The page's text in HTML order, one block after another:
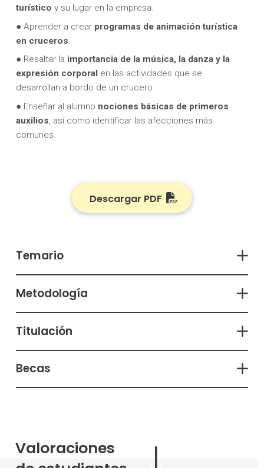
turístico y su lugar en la empresa.
● Aprender a crear programas de animación turística
en cruceros.
● Resaltar la importancia de la música, la danza y la
expresión corporal en las actividades que se
desarrollan a bordo de un crucero.
● Enseñar al alumno nociones básicas de primeros
auxilios, así como identificar las afecciones más
comunes.
Descargar PDF
Temario
Metodología
Titulación
Becas
Valoraciones